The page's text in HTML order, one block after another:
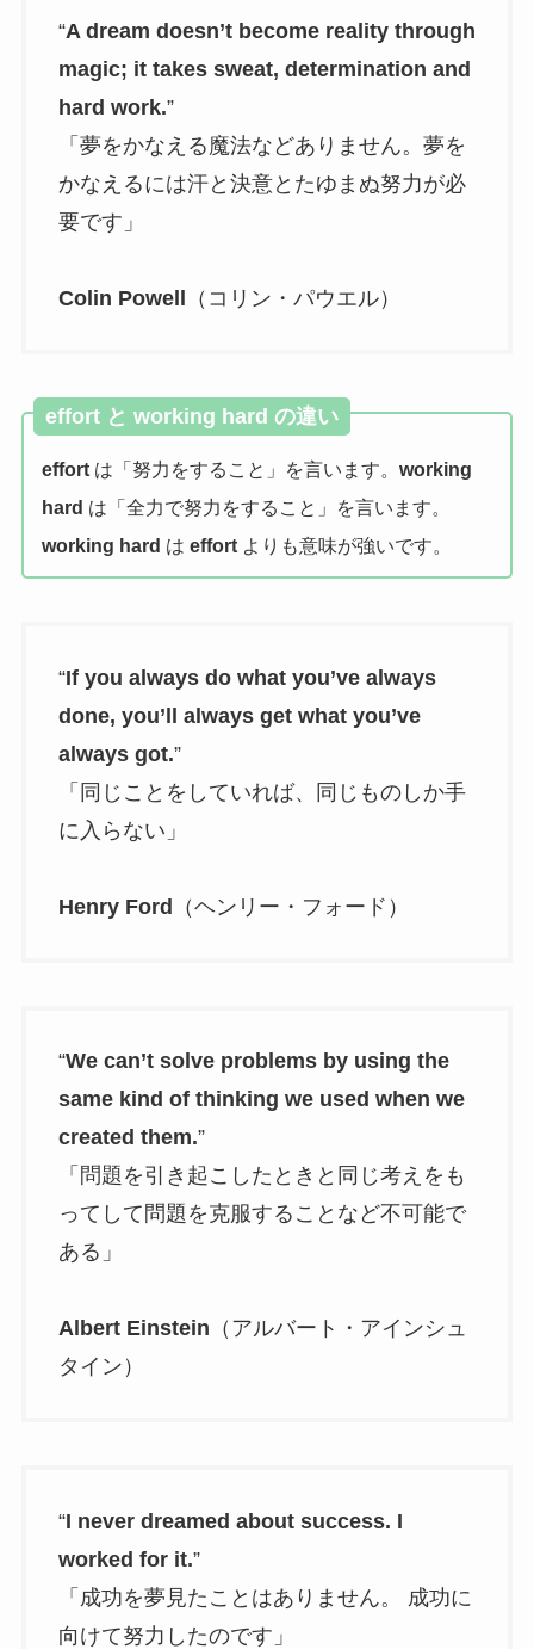
“A dream doesn’t become reality through
magic; it takes sweat, determination and
hard work.”
「夢をかなえる魔法などありません。夢を
かなえるには汗と決意とたゆまぬ努力が必
要です」
Colin Powell （コリン・パウエル）
effort と working hard の違い
effortは「努力をすること」を言います。 working
hard は「全力で努力をすること」を言います。
working hard は effortよりも意味が強いです。
“If you always do what you’ve always
done, you’ll always get what you’ve
always got.”
「同じことをしていれば、同じものしか手
に入らない」
Henry Ford （ヘンリー・フォード）
“We can’t solve problems by using the
same kind of thinking we used when we
created them.”
「問題を引き起こしたときと同じ考えをも
ってして問題を克服することなど不可能で
ある」
Albert Einstein （アルバート・アインシュ
タイン）
“I never dreamed about success. I
worked for it.”
「成功を夢見たことはありません。 成功に
向けて努力したのです」